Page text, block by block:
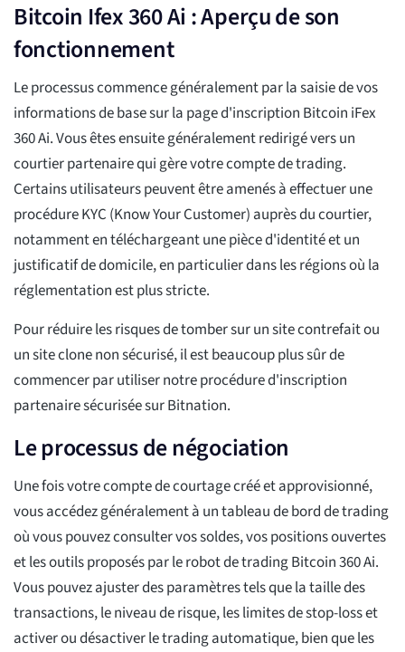
Bitcoin Ifex 360 Ai : Aperçu de son
fonctionnement
Le processus commence généralement par la saisie de vos
informations de base sur la page d'inscription Bitcoin iFex
360 Ai. Vous êtes ensuite généralement redirigé vers un
courtier partenaire qui gère votre compte de trading.
Certains utilisateurs peuvent être amenés à effectuer une
procédure KYC (Know Your Customer) auprès du courtier,
notamment en téléchargeant une pièce d'identité et un
justificatif de domicile, en particulier dans les régions où la
réglementation est plus stricte.
Pour réduire les risques de tomber sur un site contrefait ou
un site clone non sécurisé, il est beaucoup plus sûr de
commencer par utiliser notre procédure d'inscription
partenaire sécurisée sur Bitnation.
Le processus de négociation
Une fois votre compte de courtage créé et approvisionné,
vous accédez généralement à un tableau de bord de trading
où vous pouvez consulter vos soldes, vos positions ouvertes
et les outils proposés par le robot de trading Bitcoin 360 Ai.
Vous pouvez ajuster des paramètres tels que la taille des
transactions, le niveau de risque, les limites de stop-loss et
activer ou désactiver le trading automatique, bien que les